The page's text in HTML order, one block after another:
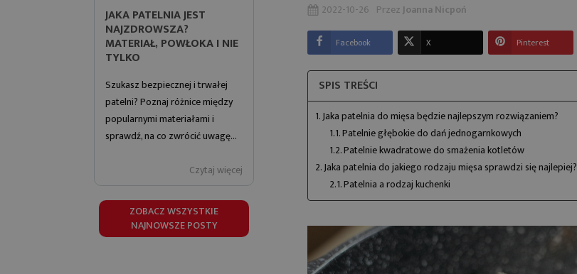
JAKA PATELNIA JEST
NAJZDROWSZA?
MATERIAŁ, POWŁOKA I NIE
TYLKO
Szukasz bezpiecznej i trwałej
patelni? Poznaj różnice między
popularnymi materiałami i
sprawdź, na co zwrócić uwagę...
Czytaj więcej
CZYM JEST TYTAN I
DLACZEGO TO IDEALNY
MATERIAŁ NA TWOJĄ
NOWĄ PATELNIĘ?
Sprawdź, czym jest tytan i
dlaczego patelnie z powłoką
tytanową są cenione za trwałość,
wygodę oraz komfort...
Czytaj więcej
RODZAJE NOŻY
KUCHENNYCH I ICH
ZASTOSOWANIE
Dobrze dobrane noże kuchenne
precyzyjne przygotowywanie
składników. Sprawdź...
ZOBACZ WSZYSTKIE
NAJNOWSZE POSTY
2022-10-26 PrzezJoanna Nicpoń
Facebook X Pinterest
SPIS TREŚCI
1. Jaka patelnia do mięsa będzie najlepszym rozwiązaniem?
1.1. Patelnie głębokie do dań jednogarnkowych
1.2. Patelnie kwadratowe do smażenia kotletów
2. Jaka patelnia do jakiego rodzaju mięsa sprawdzi się najlepiej?
2.1. Patelnia a rodzaj kuchenki